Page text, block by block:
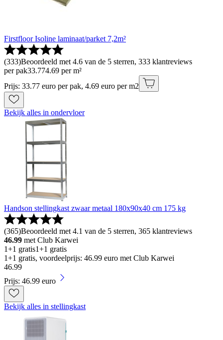
Firstfloor Isoline laminaat/parket 7,2m²
(333)Beoordeeld met 4.6 van de 5 sterren, 333 klantreviews
per pak33.774.69 per m²
Prijs: 33.77 euro per pak, 4.69 euro per m2
Bekijk alles in ondervloer
Handson stellingkast zwaar metaal 180x90x40 cm 175 kg
(365)Beoordeeld met 4.1 van de 5 sterren, 365 klantreviews
46.99 met Club Karwei
1+1 gratis1+1 gratis
1+1 gratis, voordeelprijs: 46.99 euro met Club Karwei
46.99
Prijs: 46.99 euro
Bekijk alles in stellingkast